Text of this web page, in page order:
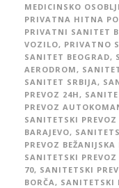
MEDICINSKO
PRIVATNA HITNA
PRIVATNI SANITET
VOZILO, PRIVATNO
SANITET BEOGRAD,
AERODROM ,
SANITET SRBIJA ,
PREVOZ 24H ,
PREVOZ
SANITETSKI
BARAJEVO,
PREVOZ BEŽANIJSKA
SANITETSKI PREVOZ
70, SANITETSKI
BORČA , SANITETSKI